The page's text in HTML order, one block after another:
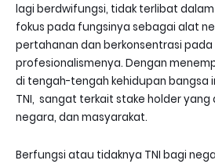
lagi berdwifungsi, tidak terlibat dalam
fokus pada fungsinya sebagai alat
pertahanan dan berkonsentrasi
profesionalismenya. Dengan
di tengah-tengah kehidupan bangsa
TNI, sangat terkait stake holder yang
negara, dan masyarakat.
Berfungsi atau tidaknya TNI bagi